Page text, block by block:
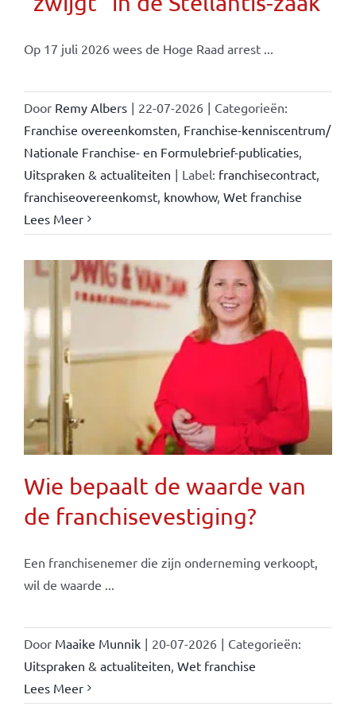
Op 17 juli 2026 wees de Hoge Raad arrest ...
Door Remy Albers | 22-07-2026 | Categorieën:
Franchise overeenkomsten, Franchise-kenniscentrum/
Nationale Franchise- en Formulebrief-publicaties,
Uitspraken & actualiteiten | Label: franchisecontract,
franchiseovereenkomst, knowhow, Wet franchise
Lees Meer
Wie bepaalt de waarde van
de franchisevestiging?
Een franchisenemer die zijn onderneming verkoopt,
wil de waarde ...
Door Maaike Munnik | 20-07-2026 | Categorieën:
Uitspraken & actualiteiten, Wet franchise
Lees Meer